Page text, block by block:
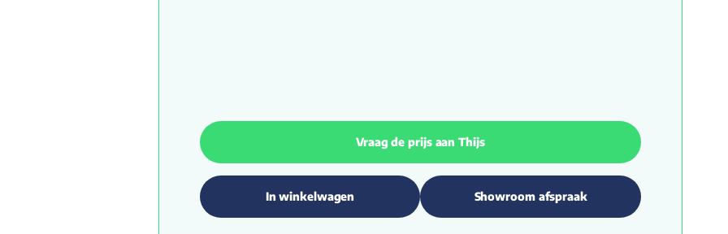
Vraag de prijs aan Thijs
In winkelwagen Showroom afspraak